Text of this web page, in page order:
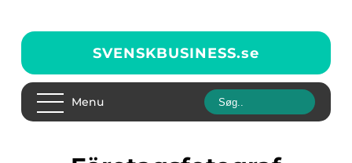
SVENSKBUSINESS.se
Menu